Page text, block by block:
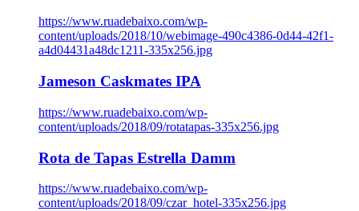
https://www.ruadebaixo.com/wp-
content/uploads/2018/10/webimage-490c4386-0d44-42f1-
a4d04431a48dc1211-335x256.jpg
Jameson Caskmates IPA
https://www.ruadebaixo.com/wp-
content/uploads/2018/09/rotatapas-335x256.jpg
Rota de Tapas Estrella Damm
https://www.ruadebaixo.com/wp-
content/uploads/2018/09/czar_hotel-335x256.jpg